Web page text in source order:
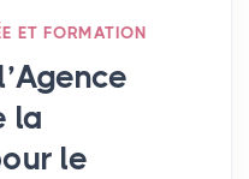
ET FORMATION
la
le